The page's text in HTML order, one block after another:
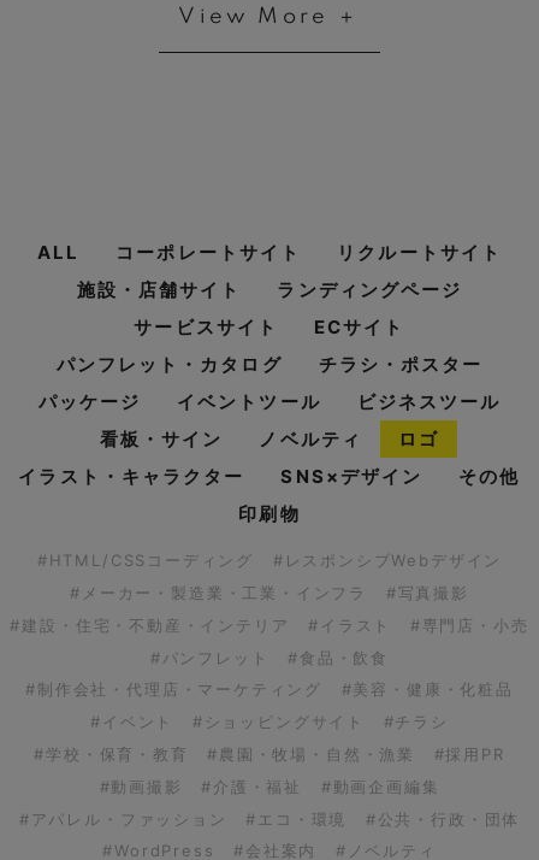
View More ＋
ALL コーポレートサイト
リクルートサイト
施設・店舗サイト
ランディングページ
サービスサイト
ECサイト
パンフレット・カタログ
チラシ・ポスター
パッケージ
イベントツール
ビジネスツール
看板・サイン
ノベルティ
ロゴ
イラスト・キャラクター
SNS×デザイン
その他
印刷物
#HTML/CSSコーディング
#レスポンシブWebデザイン
#メーカー・製造業・工業・インフラ
#写真撮影
#建設・住宅・不動産・インテリア
#イラスト
#専門店・小売
#パンフレット
#食品・飲食
#制作会社・代理店・マーケティング
#美容・健康・化粧品
#イベント
#ショッピングサイト
#チラシ
#学校・保育・教育
#農園・牧場・自然・漁業
#採用PR
#動画撮影
#介護・福祉
#動画企画編集
#アパレル・ファッション
#エコ・環境
#公共・行政・団体
#WordPress
#会社案内
#ノベルティ